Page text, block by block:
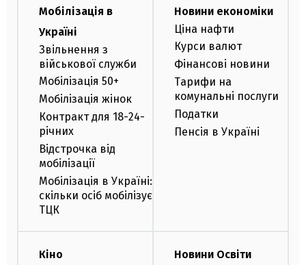
Мобілізація в
Україні
Звільнення з
військової служби
Мобілізація 50+
Мобілізація жінок
Контракт для 18-24-
річних
Відстрочка від
мобілізації
Мобілізація в Україні:
скільки осіб мобілізує
ТЦК
Новини економіки
Ціна нафти
Курси валют
Фінансові новини
Тарифи на
комунальні послуги
Податки
Пенсія в Україні
Кіно
Новини Освіти